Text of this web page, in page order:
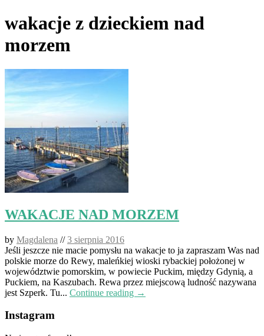
wakacje z dzieckiem nad
morzem
WAKACJE NAD MORZEM
by Magdalena //3 sierpnia 2016
Jeśli jeszcze nie macie pomysłu na wakacje to ja zapraszam Was nad
polskie morze do Rewy, maleńkiej wioski rybackiej położonej w
województwie pomorskim, w powiecie Puckim, między Gdynią, a
Puckiem, na Kaszubach. Rewa przez miejscową ludność nazywana
jest Szperk. Tu... Continue reading →
Instagram